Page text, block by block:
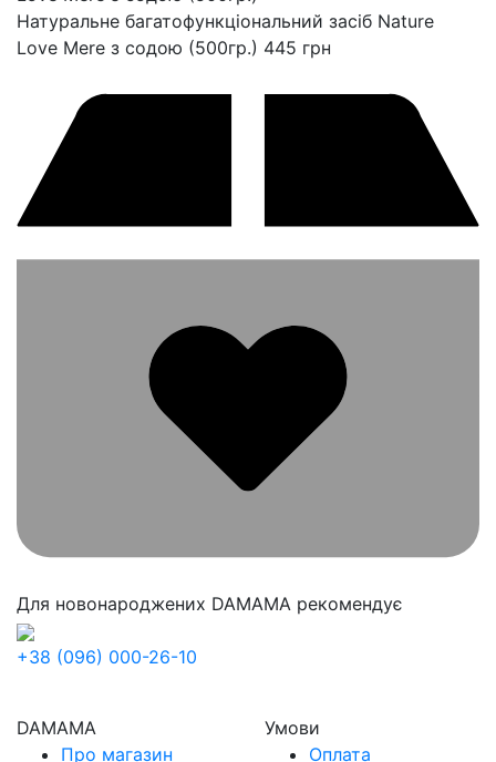
Натуральне багатофункціональний засіб Nature
Love Mere з содою (500гр.) 445 грн
Для новонароджених DAMAMA рекомендує
+38 (096) 000-26-10
DAMAMA
Про магазин
Умови
Оплата